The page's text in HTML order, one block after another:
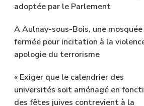
adoptée par le Parlement
A Aulnay-sous-Bois, une mosquée
fermée pour incitation à la
apologie du terrorisme
« Exiger que le calendrier des
universités soit aménagé en
des fêtes juives contrevient à la